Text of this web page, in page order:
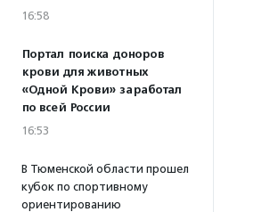
16:58
Портал поиска доноров
крови для животных
«Одной Крови» заработал
по всей России
16:53
В Тюменской области прошел
кубок по спортивному
ориентированию